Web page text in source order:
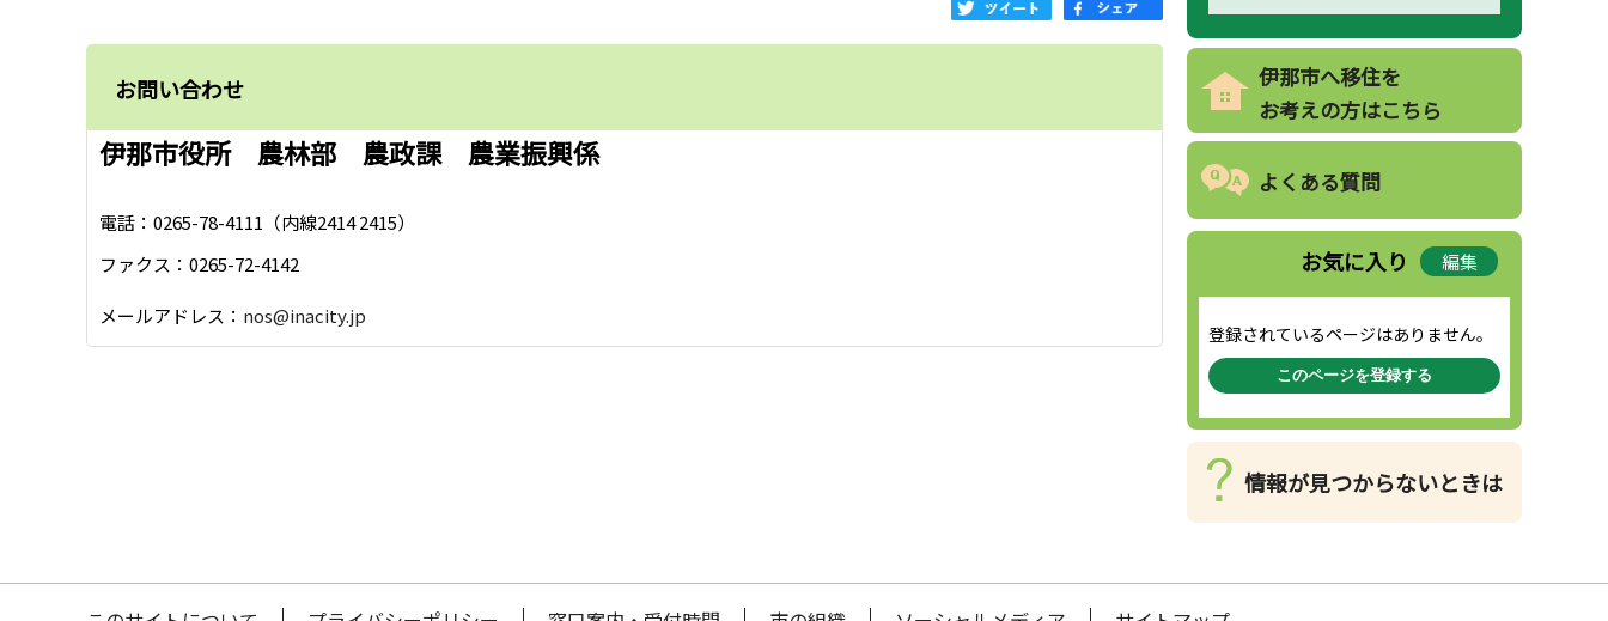
お問い合わせ
伊那市役所 農林部 農政課 農業振興係
電話：0265-78-4111（内線2414 2415）
ファクス：0265-72-4142
メールアドレス： nos@inacity.jp
伊那市へ移住を
お考えの方はこちら
よくある質問
お気に入り 編集
登録されているページはありません。
このページを登録する
情報が見つからないときは